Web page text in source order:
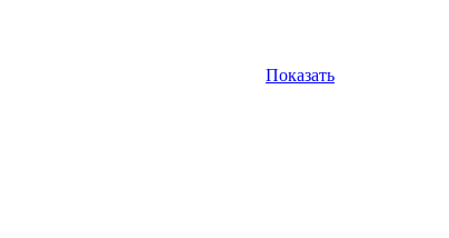
Показать